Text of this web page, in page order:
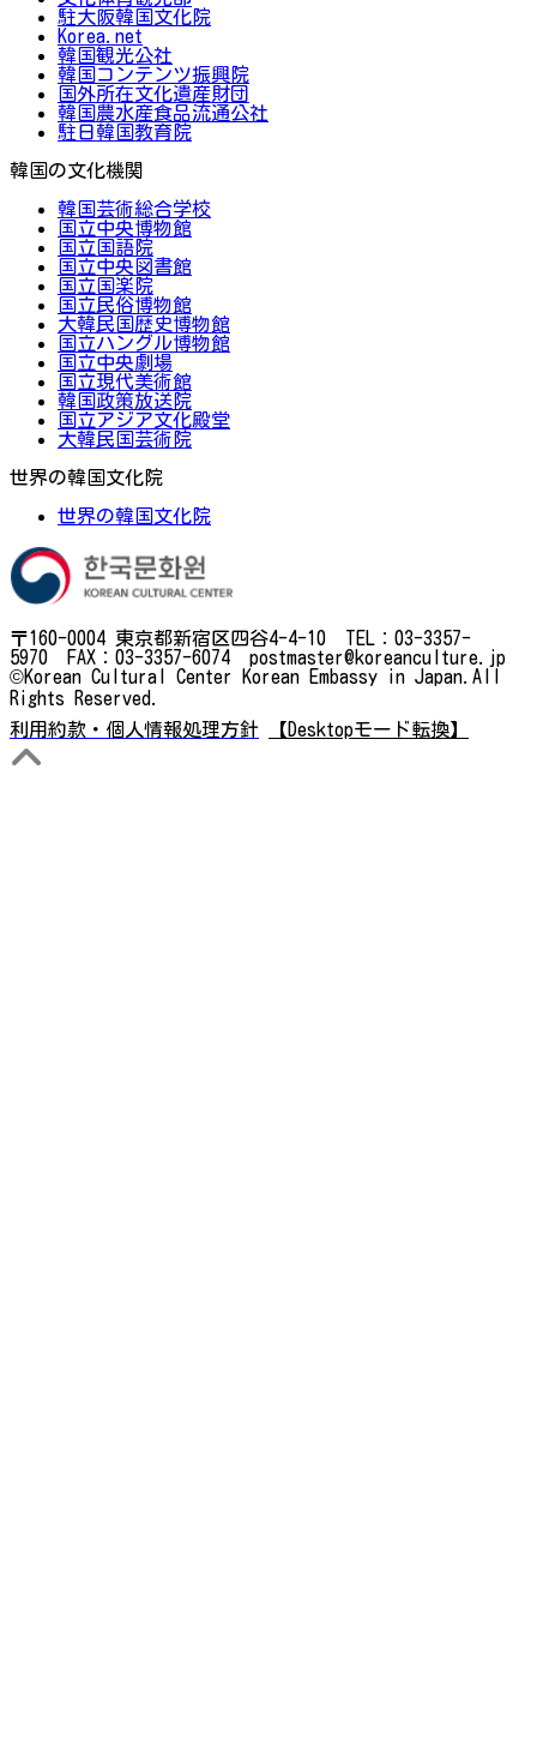
駐大阪韓国文化院
Korea.net
韓国観光公社
韓国コンテンツ振興院
国外所在文化遺産財団
韓国農水産食品流通公社
駐日韓国教育院
韓国の文化機関
韓国芸術総合学校
国立中央博物館
国立国語院
国立中央図書館
国立国楽院
国立民俗博物館
大韓民国歴史博物館
国立ハングル博物館
国立中央劇場
国立現代美術館
韓国政策放送院
国立アジア文化殿堂
大韓民国芸術院
世界の韓国文化院
世界の韓国文化院
〒160-0004 東京都新宿区四谷4-4-10 TEL：03-3357-
5970 FAX：03-3357-6074 postmaster@koreanculture.jp
©Korean Cultural Center Korean Embassy in Japan.All
Rights Reserved.
利用約款・個人情報処理方針
【Desktopモード転換】